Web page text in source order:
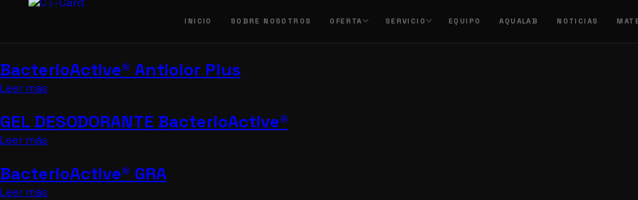
INICIO SOBRE NOSOTROS OFERTA SERVICIO EQUIPO AQUALAB NOTICIAS
BacterioActive® Antiolor Plus
Leer más
GEL DESODORANTE BacterioActive®
Leer más
BacterioActive® GRA
Leer más